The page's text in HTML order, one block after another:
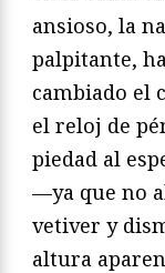
ansioso, la
palpitante,
cambiado el
el reloj de
piedad al
—ya que no
vetiver y
altura